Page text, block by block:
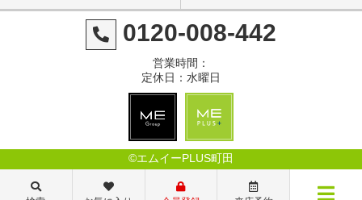
0120-008-442
営業時間：
定休日：水曜日
©エムイーPLUS町田